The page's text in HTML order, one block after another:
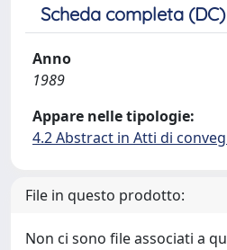
Scheda completa (DC)
Anno
1989
Appare nelle tipologie:
4.2 Abstract in Atti di
File in questo prodotto:
Non ci sono file associati a